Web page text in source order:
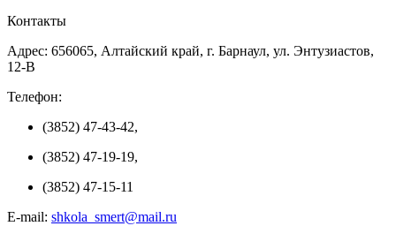
Контакты
Адрес: 656065, Алтайский край, г. Барнаул, ул. Энтузиастов,
12-В
Телефон:
(3852) 47-43-42,
(3852) 47-19-19,
(3852) 47-15-11
E-mail: shkola_smert@mail.ru